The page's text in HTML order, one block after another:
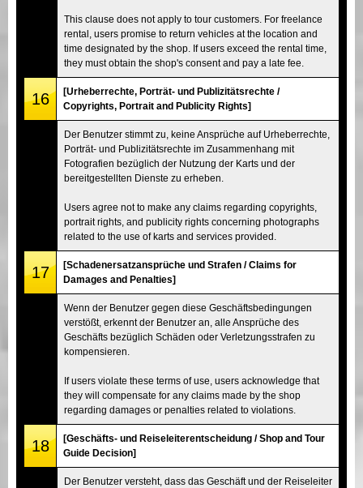
This clause does not apply to tour customers. For freelance
rental, users promise to return vehicles at the location and
time designated by the shop. If users exceed the rental time,
they must obtain the shop's consent and pay a late fee.
16
[Urheberrechte, Porträt- und Publizitätsrechte /
Copyrights, Portrait and Publicity Rights]
Der Benutzer stimmt zu, keine Ansprüche auf Urheberrechte,
Porträt- und Publizitätsrechte im Zusammenhang mit
Fotografien bezüglich der Nutzung der Karts und der
bereitgestellten Dienste zu erheben.
Users agree not to make any claims regarding copyrights,
portrait rights, and publicity rights concerning photographs
related to the use of karts and services provided.
17
[Schadenersatzansprüche und Strafen / Claims for
Damages and Penalties]
Wenn der Benutzer gegen diese Geschäftsbedingungen
verstößt, erkennt der Benutzer an, alle Ansprüche des
Geschäfts bezüglich Schäden oder Verletzungsstrafen zu
kompensieren.
If users violate these terms of use, users acknowledge that
they will compensate for any claims made by the shop
regarding damages or penalties related to violations.
18
[Geschäfts- und Reiseleiterentscheidung / Shop and Tour
Guide Decision]
Der Benutzer versteht, dass das Geschäft und der Reiseleiter